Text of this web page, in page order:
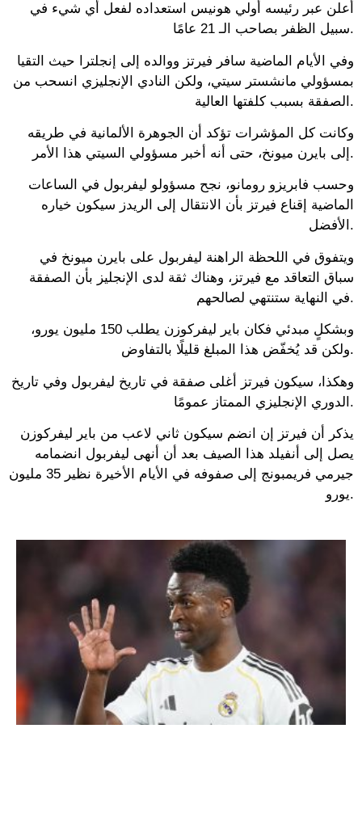
أعلن عبر رئيسه أولي هونيس استعداده لفعل أي شيء في
سبيل الظفر بصاحب الـ 21 عامًا.
وفي الأيام الماضية سافر فيرتز ووالده إلى إنجلترا حيث التقيا
بمسؤولي مانشستر سيتي، ولكن النادي الإنجليزي انسحب من
الصفقة بسبب كلفتها العالية.
وكانت كل المؤشرات تؤكد أن الجوهرة الألمانية في طريقه
إلى بايرن ميونخ، حتى أنه أخبر مسؤولي السيتي هذا الأمر.
وحسب فابريزو رومانو، نجح مسؤولو ليفربول في الساعات
الماضية إقناع فيرتز بأن الانتقال إلى الريدز سيكون خياره
الأفضل.
ويتفوق في اللحظة الراهنة ليفربول على بايرن ميونخ في
سباق التعاقد مع فيرتز، وهناك ثقة لدى الإنجليز بأن الصفقة
في النهاية ستنتهي لصالحهم.
وبشكلٍ مبدئي فكان باير ليفركوزن يطلب 150 مليون يورو،
ولكن قد يُخفّض هذا المبلغ قليلًا بالتفاوض.
وهكذا، سيكون فيرتز أغلى صفقة في تاريخ ليفربول وفي تاريخ
الدوري الإنجليزي الممتاز عمومًا.
يذكر أن فيرتز إن انضم سيكون ثاني لاعب من باير ليفركوزن
يصل إلى أنفيلد هذا الصيف بعد أن أنهى ليفربول انضمامه
جيرمي فريمبونج إلى صفوفه في الأيام الأخيرة نظير 35 مليون
يورو.